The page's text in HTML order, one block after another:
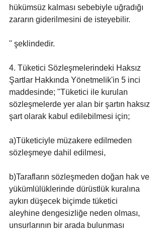
hükümsüz kalması sebebiyle uğradığı
zararın giderilmesini de isteyebilir.
'' şeklindedir.
4. Tüketici Sözleşmelerindeki Haksız
Şartlar Hakkında Yönetmelik'in 5 inci
maddesinde; "Tüketici ile kurulan
sözleşmelerde yer alan bir şartın haksız
şart olarak kabul edilebilmesi için;
a)Tüketiciyle müzakere edilmeden
sözleşmeye dahil edilmesi,
b)Tarafların sözleşmeden doğan hak ve
yükümlülüklerinde dürüstlük kuralına
aykırı düşecek biçimde tüketici
aleyhine dengesizliğe neden olması,
unsurlarının bir arada bulunması